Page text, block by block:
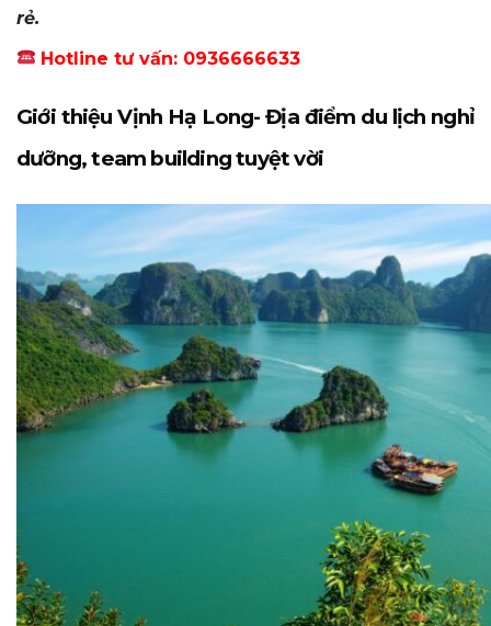
rẻ.
Hotline tư vấn: 0936666633
Giới thiệu Vịnh Hạ Long- Địa điểm du lịch nghỉ
dưỡng, team building tuyệt vời